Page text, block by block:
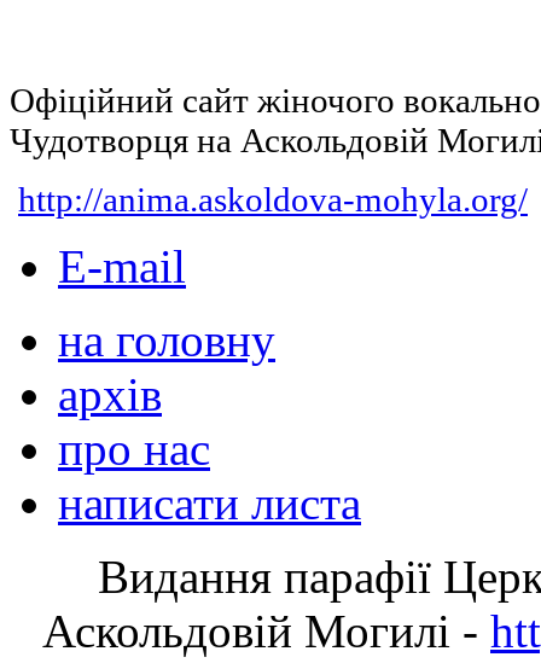
Офіційний сайт жіночого
Чудотворця на Аскольдовій
http://anima.askoldova-mohyla.org/
E-mail
на головну
архів
про нас
написати листа
Видання парафії
Аскольдовій Могилі -